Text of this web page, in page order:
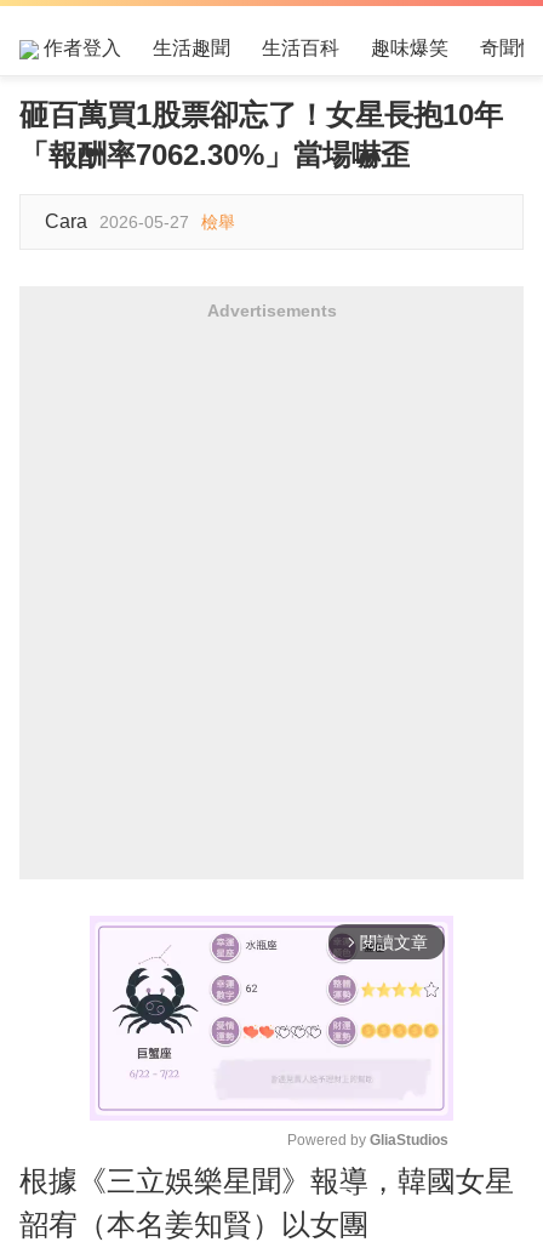
作者登入 生活趣聞 生活百科 趣味爆笑 奇聞怪
砸百萬買1股票卻忘了！女星長抱10年
「報酬率7062.30%」當場嚇歪
Cara 2026-05-27 檢舉
Advertisements
arrow_forward_ios 閱讀文章
M
Powered by GliaStudios
根據《三立娛樂星聞》報導，韓國女星
韶宥（本名姜知賢）以女團